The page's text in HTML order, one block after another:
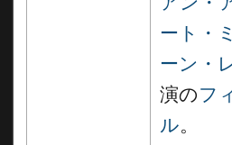
ート・
ーン・
演のフ
ル。